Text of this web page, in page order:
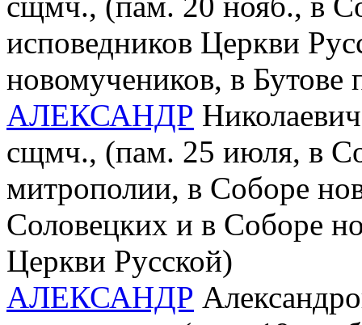
исповедников Церкви
новомучеников, в Бутове
АЛЕКСАНДР
сщмч., (пам. 25 июля, в
митрополии, в Соборе
Соловецких и в Соборе
Церкви Русской)
АЛЕКСАНДР